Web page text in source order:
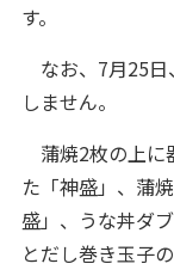
す。
なお、7月25日
しません。
蒲焼2枚の上に
た「神盛」、蒲
盛」、うな丼ダ
とだし巻き玉子